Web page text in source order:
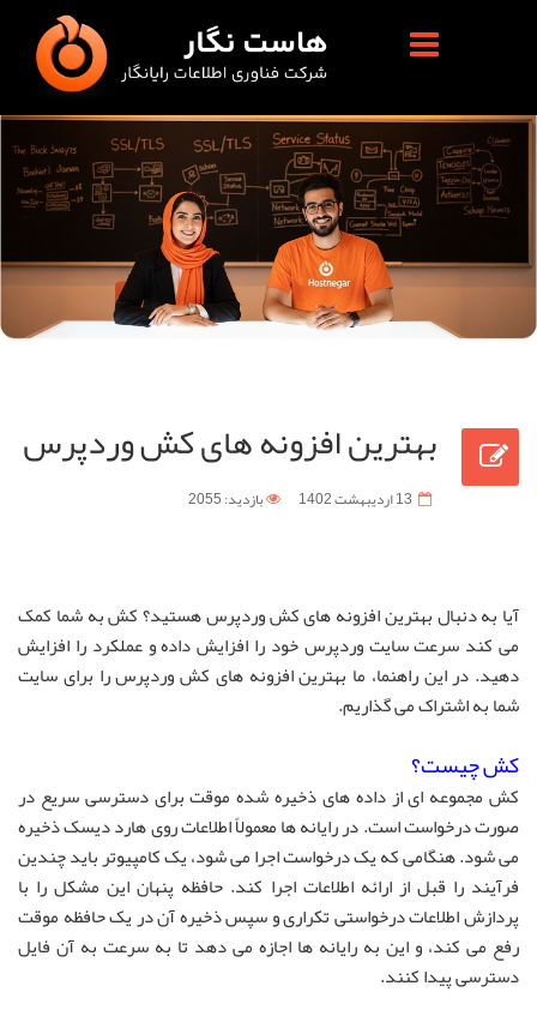
بهترین افزونه های کش وردپرس
13 ارديبهشت 1402 بازدید: 2055
آیا به دنبال بهترین افزونه های کش وردپرس هستید؟ کش به شما کمک
می کند سرعت سایت وردپرس خود را افزایش داده و عملکرد را افزایش
دهید. در این راهنما، ما بهترین افزونه های کش وردپرس را برای سایت
شما به اشتراک می گذاریم.
کش چیست؟
کش مجموعه ای از داده های ذخیره شده موقت برای دسترسی سریع در
صورت درخواست است. در رایانه ها معمولاً اطلاعات روی هارد دیسک ذخیره
می شود. هنگامی که یک درخواست اجرا می شود، یک کامپیوتر باید چندین
فرآیند را قبل از ارائه اطلاعات اجرا کند. حافظه پنهان این مشکل را با
پردازش اطلاعات درخواستی تکراری و سپس ذخیره آن در یک حافظه موقت
رفع می کند، و این به رایانه ها اجازه می دهد تا به سرعت به آن فایل
دسترسی پیدا کنند.